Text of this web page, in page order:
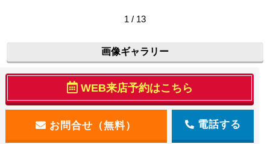
1 / 13
画像ギャラリー
WEB来店予約はこちら
電話する